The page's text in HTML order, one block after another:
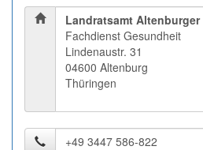
Landratsamt Altenburger
Fachdienst Gesundheit
Lindenaustr. 31
04600 Altenburg
Thüringen